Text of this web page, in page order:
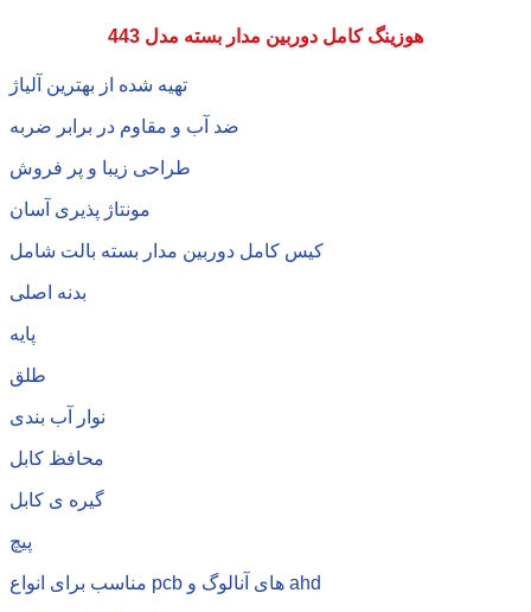
هوزینگ کامل دوربین مدار بسته مدل 443
تهیه شده از بهترین آلیاژ
ضد آب و مقاوم در برابر ضربه
طراحی زیبا و پر فروش
مونتاژ پذیری آسان
کیس کامل دوربین مدار بسته بالت شامل
بدنه اصلی
پایه
طلق
نوار آب بندی
محافظ کابل
گیره ی کابل
پیچ
مناسب برای انواع pcb های آنالوگ و ahd